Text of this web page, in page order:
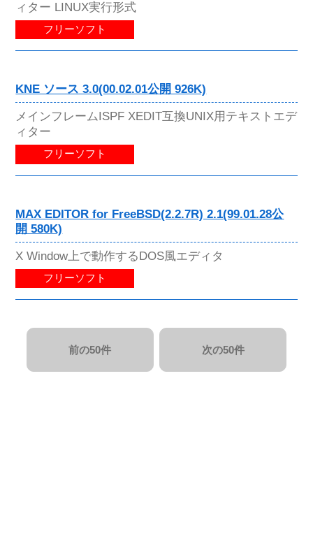
ィター LINUX実行形式
フリーソフト
KNE ソース 3.0(00.02.01公開 926K)
メインフレームISPF XEDIT互換UNIX用テキストエデ
ィター
フリーソフト
MAX EDITOR for FreeBSD(2.2.7R) 2.1(99.01.28公
開 580K)
X Window上で動作するDOS風エディタ
フリーソフト
前の50件 次の50件